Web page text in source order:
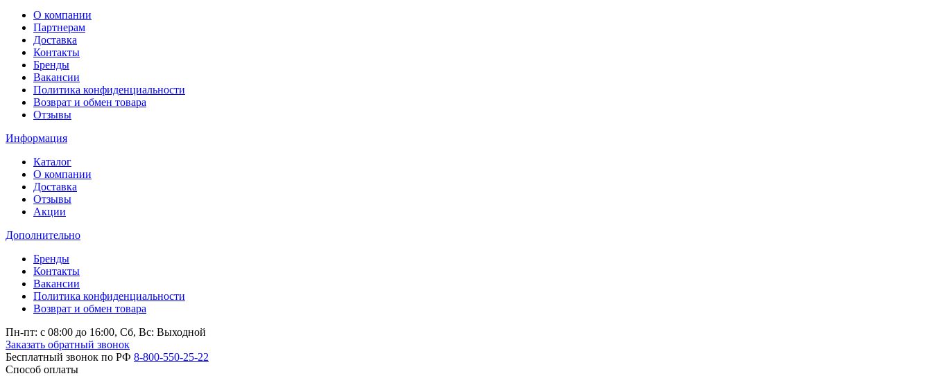
О компании
Партнерам
Доставка
Контакты
Бренды
Вакансии
Политика конфиденциальности
Возврат и обмен товара
Отзывы
Информация
Каталог
О компании
Доставка
Отзывы
Акции
Дополнительно
Бренды
Контакты
Вакансии
Политика конфиденциальности
Возврат и обмен товара
Пн-пт: c 08:00 до 16:00, Сб, Вс: Выходной
Заказать обратный звонок
Бесплатный звонок по РФ 8-800-550-25-22
Способ оплаты